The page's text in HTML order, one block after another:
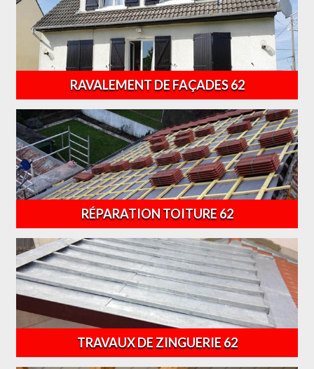
RAVALEMENT DE FAÇADES 62
RÉPARATION TOITURE 62
TRAVAUX DE ZINGUERIE 62